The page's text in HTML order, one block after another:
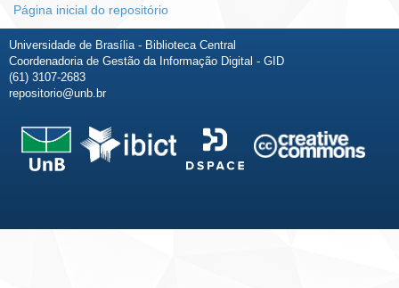
Página inicial do repositório
Universidade de Brasília - Biblioteca Central
Coordenadoria de Gestão da Informação Digital - GID
(61) 3107-2683
repositorio@unb.br